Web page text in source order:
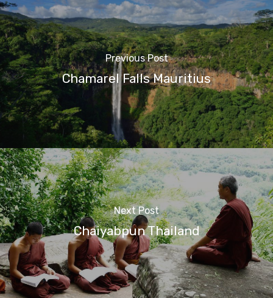
Previous Post
Chamarel Falls Mauritius
Next Post
Chaiyabpun Thailand